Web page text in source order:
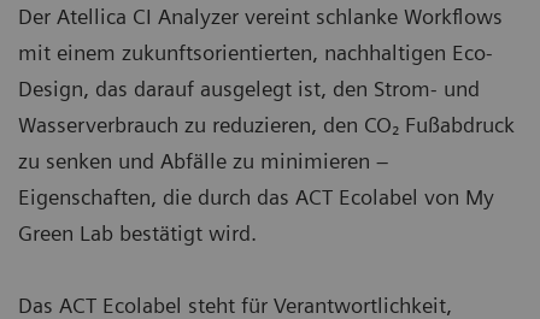
Der Atellica CI Analyzer vereint schlanke Workflows
mit einem zukunftsorientierten, nachhaltigen Eco-
Design, das darauf ausgelegt ist, den Strom- und
Wasserverbrauch zu reduzieren, den CO₂ Fußabdruck
zu senken und Abfälle zu minimieren –
Eigenschaften, die durch das ACT Ecolabel von My
Green Lab bestätigt wird.
Das ACT Ecolabel steht für Verantwortlichkeit,